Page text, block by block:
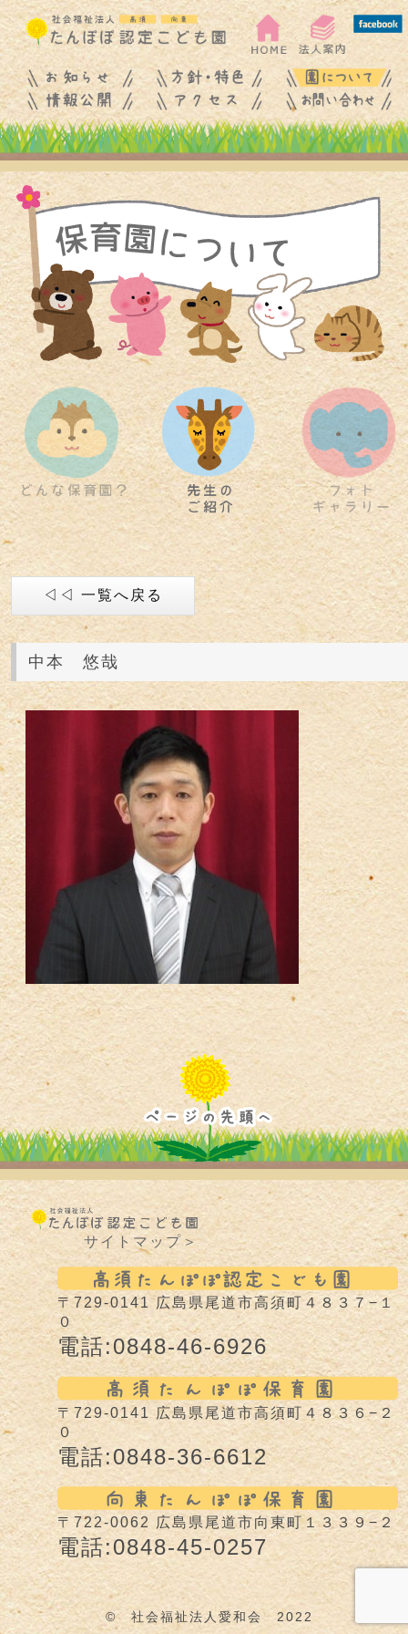
◁◁ 一覧へ戻る
中本 悠哉
サイトマップ＞
〒729-0141 広島県尾道市高須町４８３７−１
０
電話:0848-46-6926
〒729-0141 広島県尾道市高須町４８３６−２
０
電話:0848-36-6612
〒722-0062 広島県尾道市向東町１３３９−２
電話:0848-45-0257
© 社会福祉法人愛和会 2022